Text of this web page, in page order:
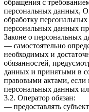
обращения с
персональных данных,
обработку персональных
персональных данных
Законе о персональных
— самостоятельно
необходимых и
обязанностей,
данных и принятыми в
правовыми актами, если
персональных данных
3.2. Оператор обязан:
— предоставлять